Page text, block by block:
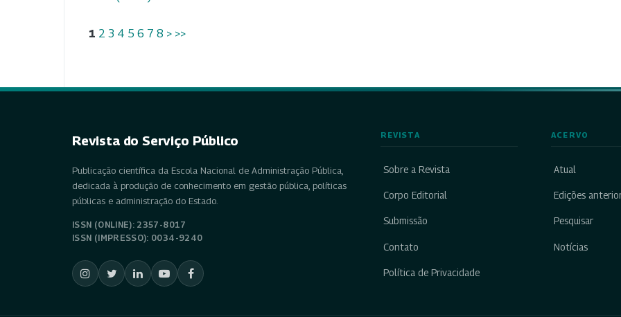
1 2 3 4 5 6 7 8 > >>
Revista do Serviço Público
Publicação científica da Escola Nacional de Administração Pública,
dedicada à produção de conhecimento em gestão pública, políticas
públicas e administração do Estado.
ISSN (ONLINE): 2357-8017
ISSN (IMPRESSO): 0034-9240
REVISTA
Sobre a Revista
Corpo Editorial
Submissão
Contato
Política de Privacidade
ACERVO
Atual
Edições
Pesquisar
Notícias